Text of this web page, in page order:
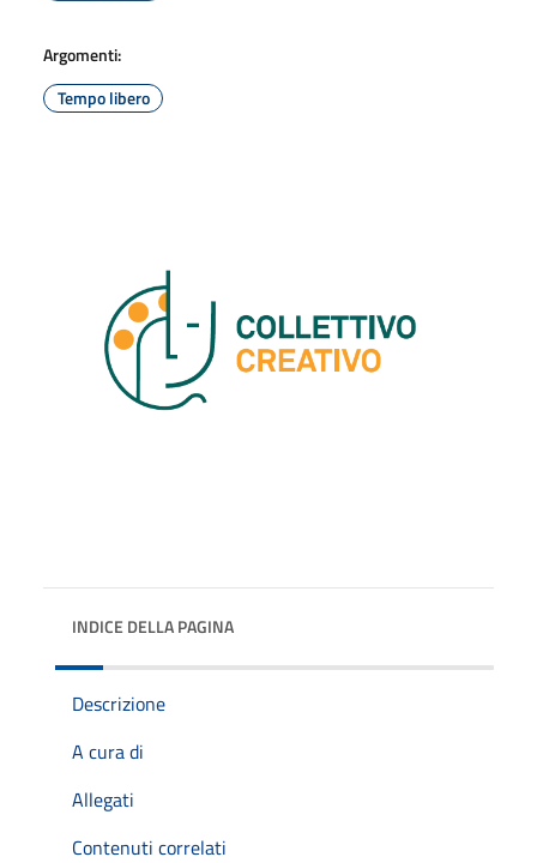
Argomenti:
Tempo libero
INDICE DELLA PAGINA
Descrizione
A cura di
Allegati
Contenuti correlati